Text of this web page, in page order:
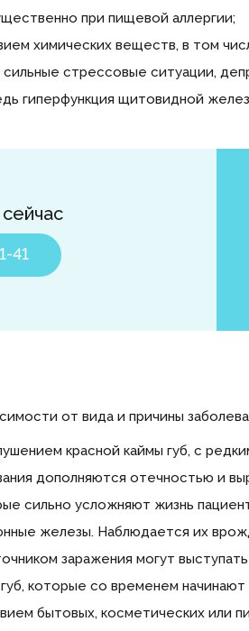
при пищевой аллергии;
химических веществ, в том
стрессовые ситуации,
гиперфункция щитовидной
41
от вида и причины
красной каймы губ, с
дополняются отечностью и
сильно усложняют жизнь
железы. Наблюдается их
заражения могут выступать
которые со временем начинают
бытовых, косметических или